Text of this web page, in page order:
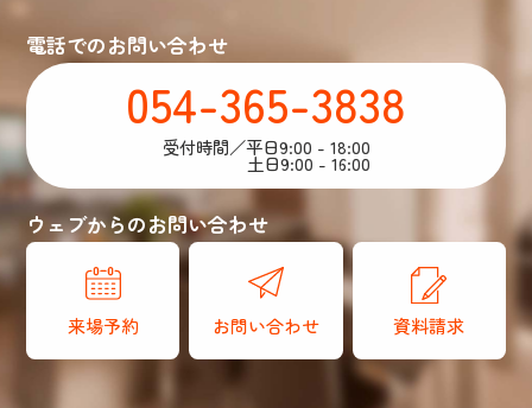
電話でのお問い合わせ
054-365-3838
受付時間／平日9:00 - 18:00
土日9:00 - 16:00
ウェブからのお問い合わせ
来場予約 お問い合わせ 資料請求